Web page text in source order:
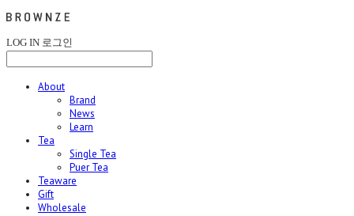
LOG IN 로그인
About
Brand
News
Learn
Tea
Single Tea
Puer Tea
Teaware
Gift
Wholesale